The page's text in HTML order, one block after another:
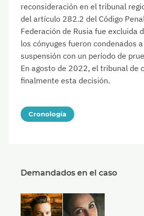
reconsideración en el tribunal
del artículo 282.2 del Código
Federación de Rusia fue excluida
los cónyuges fueron condenados
suspensión con un período de
En agosto de 2022, el tribunal de
finalmente esta decisión.
Cronología
Demandados en el caso